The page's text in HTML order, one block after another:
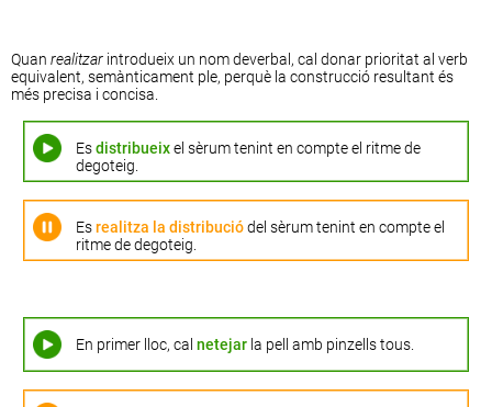
Quan realitzar introdueix un nom deverbal, cal donar prioritat al verb
equivalent, semànticament ple, perquè la construcció resultant és
més precisa i concisa.
Esdistribueixel sèrum tenint en compte el ritme de
degoteig.
Esrealitza la distribuciódel sèrum tenint en compte el
ritme de degoteig.
En primer lloc, calnetejar la pell amb pinzells tous.